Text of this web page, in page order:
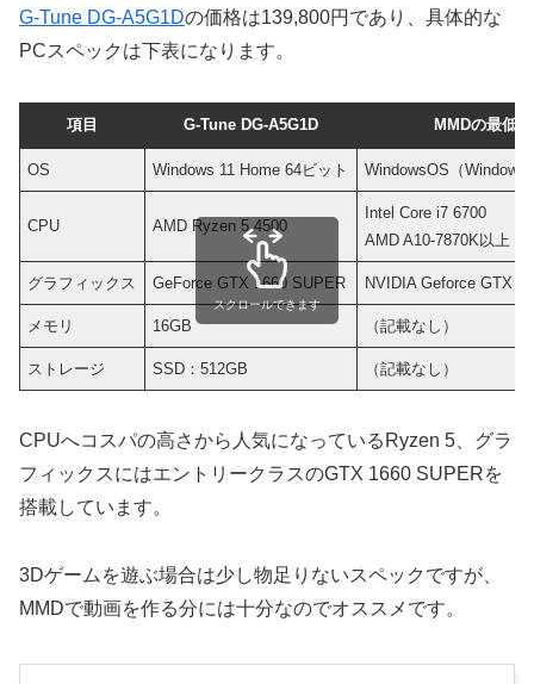
G-Tune DG-A5G1Dの価格は139,800円であり、具体的な
PCスペックは下表になります。
項目 G-Tune DG-A5G1D MMDの最低
OS Windows 11 Home 64ビット WindowsOS（
CPU AMD Ryzen 5 4500
Intel Core i7 6700
AMD A10-7870K以上
グラフィックス GeForce GTX 1660 SUPER NVIDIA Geforce GTX
メモリ 16GB （記載なし）
ストレージ SSD：512GB （記載なし）
スクロールできます
CPUへコスパの高さから人気になっているRyzen 5、グラ
フィックスにはエントリークラスのGTX 1660 SUPERを
搭載しています。
3Dゲームを遊ぶ場合は少し物足りないスペックですが、
MMDで動画を作る分には十分なのでオススメです。